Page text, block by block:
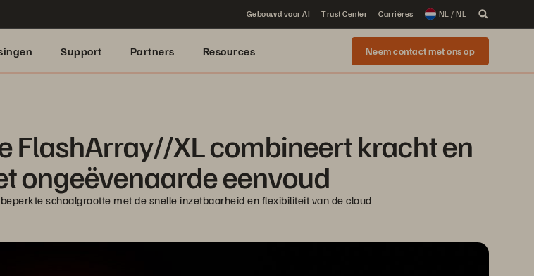
Gebouwd voor AI Trust Center Carrières NL / NL
Support Partners Resources Neem contact met ons op
FlashArray//XL combineert kracht en
ongeëvenaarde eenvoud
schaalgrootte met de snelle inzetbaarheid en flexibiliteit van de cloud